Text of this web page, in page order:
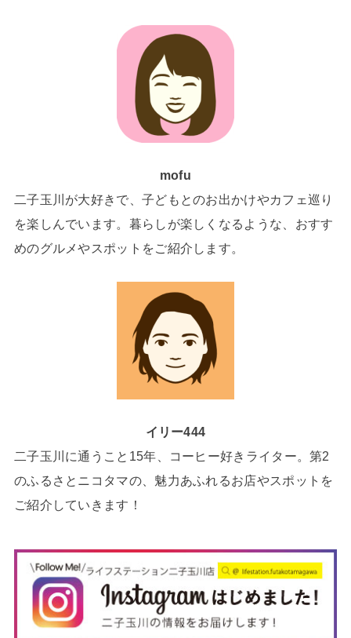
mofu
二子玉川が大好きで、子どもとのお出かけやカフェ巡り
を楽しんでいます。暮らしが楽しくなるような、おすす
めのグルメやスポットをご紹介します。
イリー444
二子玉川に通うこと15年、コーヒー好きライター。第2
のふるさとニコタマの、魅力あふれるお店やスポットを
ご紹介していきます！